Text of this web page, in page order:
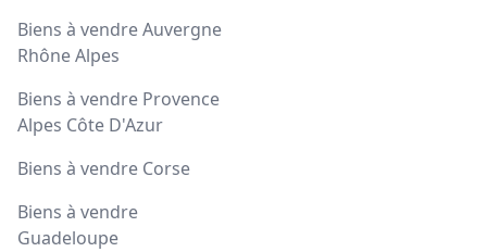
Biens à vendre Auvergne
Rhône Alpes
Biens à vendre Provence
Alpes Côte D'Azur
Biens à vendre Corse
Biens à vendre
Guadeloupe